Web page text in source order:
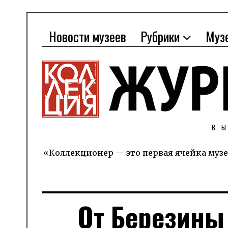
Новости музеев Рубрики
«Коллекционер — это первая ячейка
От